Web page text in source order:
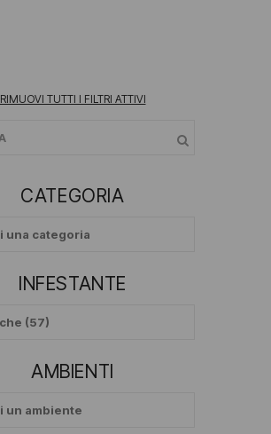
RIMUOVI TUTTI I FILTRI ATTIVI
CATEGORIA
INFESTANTE
AMBIENTI